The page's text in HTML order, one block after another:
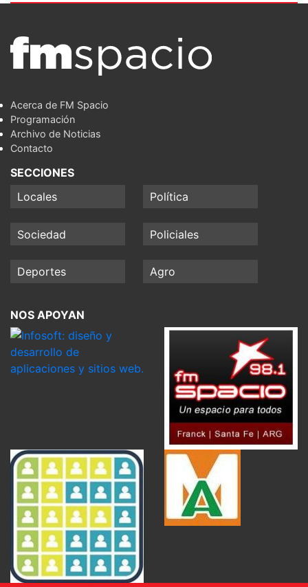
Acerca de FM Spacio
Programación
Archivo de Noticias
Contacto
SECCIONES
Locales
Política
Sociedad Policiales
Deportes Agro
NOS APOYAN